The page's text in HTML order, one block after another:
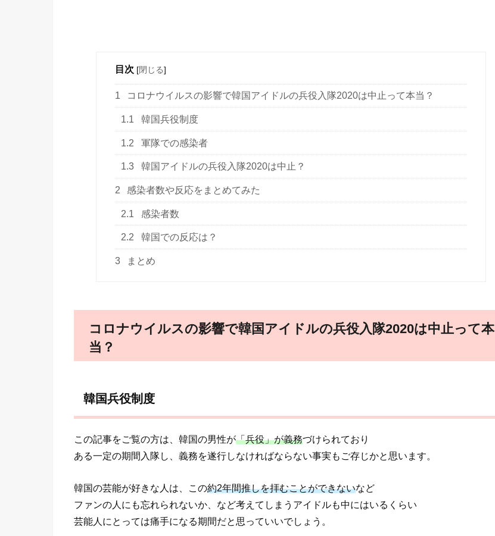
目次 [閉じる]
1 コロナウイルスの影響で韓国アイドルの兵役入隊2020は中止って本当？
1.1 韓国兵役制度
1.2 軍隊での感染者
1.3 韓国アイドルの兵役入隊2020は中止？
2 感染者数や反応をまとめてみた
2.1 感染者数
2.2 韓国での反応は？
3 まとめ
コロナウイルスの影響で韓国アイドルの兵役入隊2020は中止って本
当？
韓国兵役制度
この記事をご覧の方は、韓国の男性が「兵役」が義務づけられており
ある一定の期間入隊し、義務を遂行しなければならない事実もご存じかと思います。
韓国の芸能が好きな人は、この約2年間推しを拝むことができないなど
ファンの人にも忘れられないか、など考えてしまうアイドルも中にはいるくらい
芸能人にとっては痛手になる期間だと思っていいでしょう。